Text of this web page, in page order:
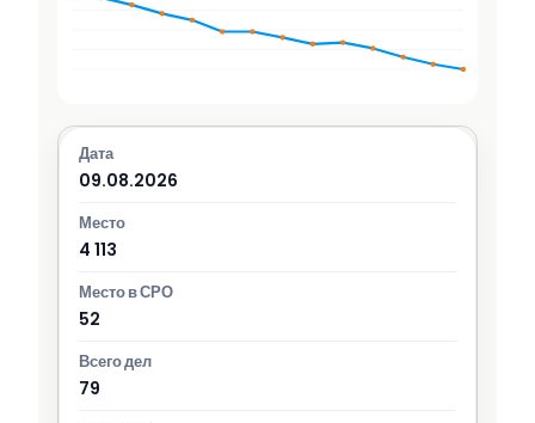
09.08.2026
4 113
52
79